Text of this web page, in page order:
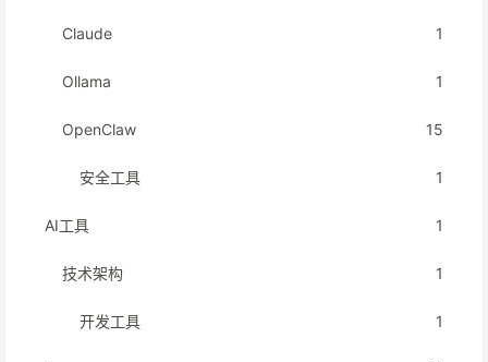
Claude 1
Ollama 1
OpenClaw 15
安全工具 1
AI工具 1
技术架构 1
开发工具 1